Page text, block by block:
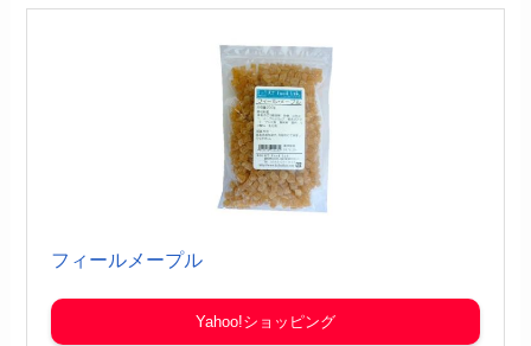
フィールメープル
Yahoo!ショッピング